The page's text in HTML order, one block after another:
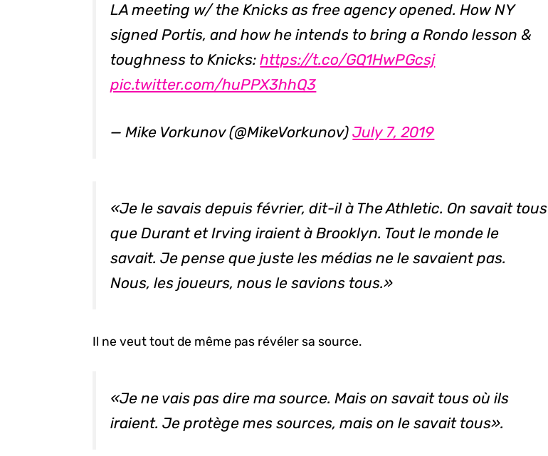
LA meeting w/ the Knicks as free agency opened. How NY
signed Portis, and how he intends to bring a Rondo lesson &
toughness to Knicks:https://t.co/GQ1HwPGcsj
pic.twitter.com/huPPX3hhQ3
— Mike Vorkunov (@MikeVorkunov)July 7, 2019
«Je le savais depuis février, dit-il à The Athletic. On savait tous
que Durant et Irving iraient à Brooklyn. Tout le monde le
savait. Je pense que juste les médias ne le savaient pas.
Nous, les joueurs, nous le savions tous.»
Il ne veut tout de même pas révéler sa source.
«Je ne vais pas dire ma source. Mais on savait tous où ils
iraient. Je protège mes sources, mais on le savait tous».